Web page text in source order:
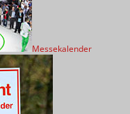
Messekalender